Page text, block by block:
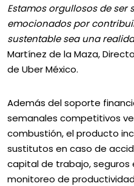
Estamos orgullosos de ser
emocionados por
sustentable sea una
Martínez de la Maza,
de Uber México.
Además del soporte
semanales competitivos
combustión, el producto
sustitutos en caso de
capital de trabajo, seguros
monitoreo de